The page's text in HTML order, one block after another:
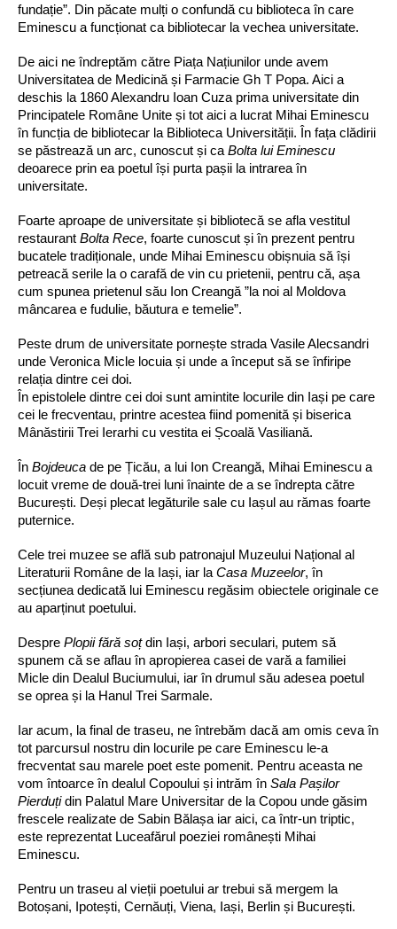
fundație”. Din păcate mulți o confundă cu biblioteca în care
Eminescu a funcționat ca bibliotecar la vechea universitate.
De aici ne îndreptăm către Piața Națiunilor unde avem
Universitatea de Medicină și Farmacie Gh T Popa. Aici a
deschis la 1860 Alexandru Ioan Cuza prima universitate din
Principatele Române Unite și tot aici a lucrat Mihai Eminescu
în funcția de bibliotecar la Biblioteca Universității. În fața clădirii
se păstrează un arc, cunoscut și ca Bolta lui Eminescu
deoarece prin ea poetul își purta pașii la intrarea în
universitate.
Foarte aproape de universitate și bibliotecă se afla vestitul
restaurant Bolta Rece, foarte cunoscut și în prezent pentru
bucatele tradiționale, unde Mihai Eminescu obișnuia să își
petreacă serile la o carafă de vin cu prietenii, pentru că, așa
cum spunea prietenul său Ion Creangă ”la noi al Moldova
mâncarea e fudulie, băutura e temelie”.
Peste drum de universitate pornește strada Vasile Alecsandri
unde Veronica Micle locuia și unde a început să se înfiripe
relația dintre cei doi.
În epistolele dintre cei doi sunt amintite locurile din Iași pe care
cei le frecventau, printre acestea fiind pomenită și biserica
Mânăstirii Trei Ierarhi cu vestita ei Școală Vasiliană.
În Bojdeuca de pe Țicău, a lui Ion Creangă, Mihai Eminescu a
locuit vreme de două-trei luni înainte de a se îndrepta către
București. Deși plecat legăturile sale cu Iașul au rămas foarte
puternice.
Cele trei muzee se află sub patronajul Muzeului Național al
Literaturii Române de la Iași, iar la Casa Muzeelor, în
secțiunea dedicată lui Eminescu regăsim obiectele originale ce
au aparținut poetului.
Despre Plopii fără soț din Iași, arbori seculari, putem să
spunem că se aflau în apropierea casei de vară a familiei
Micle din Dealul Buciumului, iar în drumul său adesea poetul
se oprea și la Hanul Trei Sarmale.
Iar acum, la final de traseu, ne întrebăm dacă am omis ceva în
tot parcursul nostru din locurile pe care Eminescu le-a
frecventat sau marele poet este pomenit. Pentru aceasta ne
vom întoarce în dealul Copoului și intrăm în Sala Pașilor
Pierduți din Palatul Mare Universitar de la Copou unde găsim
frescele realizate de Sabin Bălașa iar aici, ca într-un triptic,
este reprezentat Luceafărul poeziei românești Mihai
Eminescu.
Pentru un traseu al vieții poetului ar trebui să mergem la
Botoșani, Ipotești, Cernăuți, Viena, Iași, Berlin și București.